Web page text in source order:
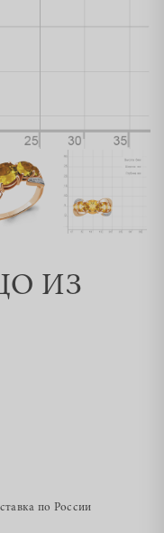
ИЗ
по России